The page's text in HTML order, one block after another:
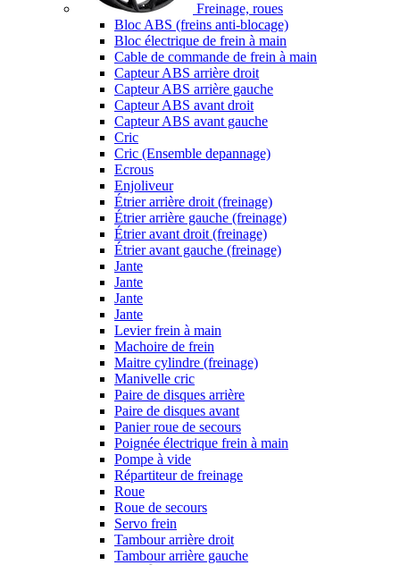
Freinage, roues
Bloc ABS (freins anti-blocage)
Bloc électrique de frein à main
Cable de commande de frein à main
Capteur ABS arrière droit
Capteur ABS arrière gauche
Capteur ABS avant droit
Capteur ABS avant gauche
Cric
Cric (Ensemble depannage)
Ecrous
Enjoliveur
Étrier arrière droit (freinage)
Étrier arrière gauche (freinage)
Étrier avant droit (freinage)
Étrier avant gauche (freinage)
Jante
Jante
Jante
Jante
Levier frein à main
Machoire de frein
Maitre cylindre (freinage)
Manivelle cric
Paire de disques arrière
Paire de disques avant
Panier roue de secours
Poignée électrique frein à main
Pompe à vide
Répartiteur de freinage
Roue
Roue de secours
Servo frein
Tambour arrière droit
Tambour arrière gauche